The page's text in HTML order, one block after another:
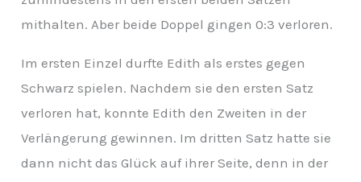
mithalten. Aber beide Doppel gingen 0:3 verloren.
Im ersten Einzel durfte Edith als erstes gegen
Schwarz spielen. Nachdem sie den ersten Satz
verloren hat, konnte Edith den Zweiten in der
Verlängerung gewinnen. Im dritten Satz hatte sie
dann nicht das Glück auf ihrer Seite, denn in der